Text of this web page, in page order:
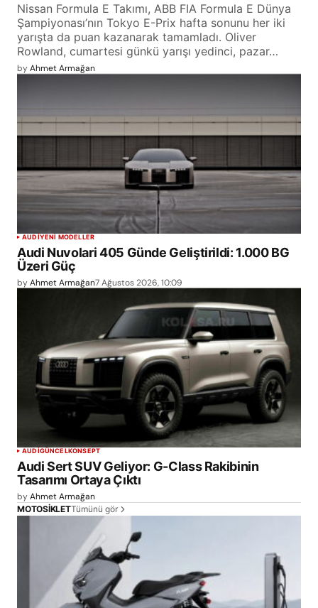
Nissan Formula E Takımı, ABB FIA Formula E Dünya
Şampiyonası’nın Tokyo E-Prix hafta sonunu her iki
yarışta da puan kazanarak tamamladı. Oliver
Rowland, cumartesi günkü yarışı yedinci, pazar…
byAhmet Armağan
AUDIYENİ MODELLER
Audi Nuvolari 405 Günde Geliştirildi: 1.000 BG
Üzeri Güç
byAhmet Armağan7 Ağustos 2026, 10:09
AUDIGÜNCELKONSEPT
Audi Sert SUV Geliyor: G-Class Rakibinin
Tasarımı Ortaya Çıktı
byAhmet Armağan
MOTOSİKLETTümünü gör